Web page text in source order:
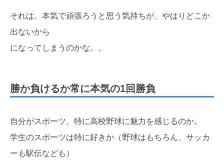
それは、本気で頑張ろうと思う気持ちが、やはりどこか
出ないから
になってしまうのかな。。
勝か負けるか常に本気の1回勝負
自分がスポーツ、特に高校野球に魅力を感じるのか。
学生のスポーツは特に好きか（野球はもちろん、サッカ
ーも駅伝なども）